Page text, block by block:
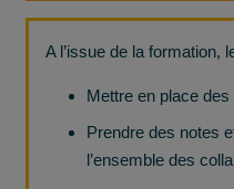
A l’issue de la formation,
Mettre en place
Prendre des notes
l’ensemble des